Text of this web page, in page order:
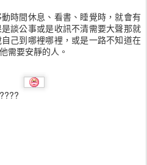
時間休息、看書、睡覺時，就會有
談公事或是收訊不清需要大聲那就
己到哪裡哪裡，或是一路不知道在
需要安靜的人。